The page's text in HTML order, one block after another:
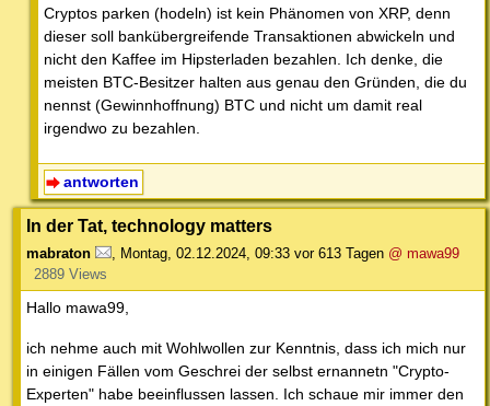
Cryptos parken (hodeln) ist kein Phänomen von XRP, denn
dieser soll bankübergreifende Transaktionen abwickeln und
nicht den Kaffee im Hipsterladen bezahlen. Ich denke, die
meisten BTC-Besitzer halten aus genau den Gründen, die du
nennst (Gewinnhoffnung) BTC und nicht um damit real
irgendwo zu bezahlen.
antworten
In der Tat, technology matters
mabraton Montag, 02.12.2024, 09:33 vor 613 Tagen @ mawa99
2889 Views
Hallo mawa99,
ich nehme auch mit Wohlwollen zur Kenntnis, dass ich mich nur
in einigen Fällen vom Geschrei der selbst ernannetn "Crypto-
Experten" habe beeinflussen lassen. Ich schaue mir immer den